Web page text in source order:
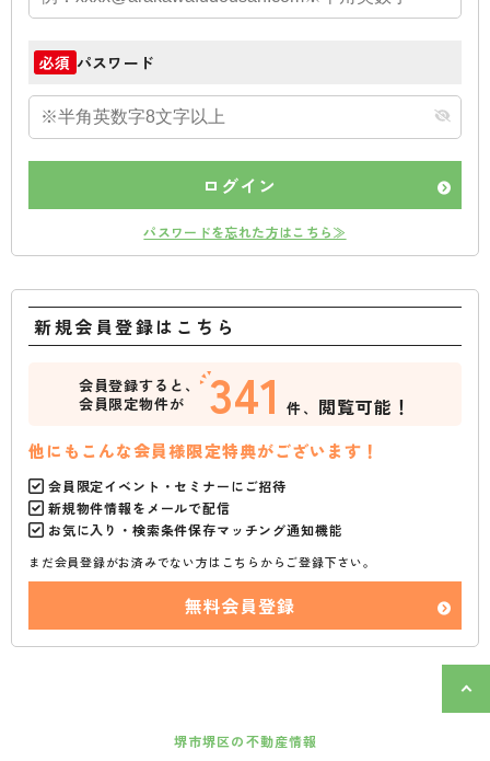
必須 パスワード
ログイン
パスワードを忘れた方はこちら≫
新規会員登録はこちら
会員登録すると、
会員限定物件が
341 件、 閲覧可能！
他にもこんな会員様限定特典がございます！
会員限定イベント・セミナーにご招待
新規物件情報をメールで配信
お気に入り・検索条件保存マッチング通知機能
まだ会員登録がお済みでない方はこちらからご登録下さい。
無料会員登録
堺市堺区の不動産情報